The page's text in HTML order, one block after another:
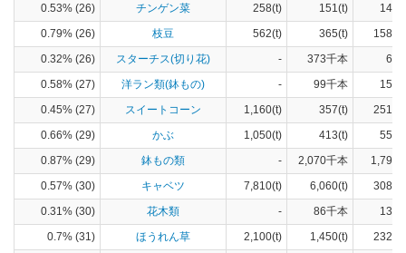
0.53% (26)
チンゲン菜 258(t) 151(t)
0.79% (26)
枝豆 562(t) 365(t)
0.32% (26)
スターチス(切り花) - 373千本
0.58% (27)
洋ラン類(鉢もの) - 99千本
0.45% (27)
スイートコーン 1,160(t) 357(t)
0.66% (29)
かぶ 1,050(t) 413(t)
0.87% (29)
鉢もの類 - 2,070千本
0.57% (30)
キャベツ 7,810(t) 6,060(t)
0.31% (30)
花木類 - 86千本
0.7% (31)
ほうれん草 2,100(t) 1,450(t)